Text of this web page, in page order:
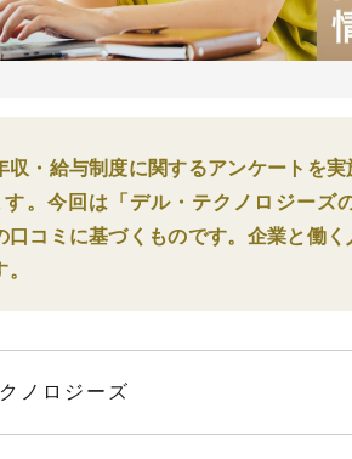
収・給与制度に関するアンケートを
。今回は「デル・テクノロジーズ
コミに基づくものです。企業と働
ノロジーズ